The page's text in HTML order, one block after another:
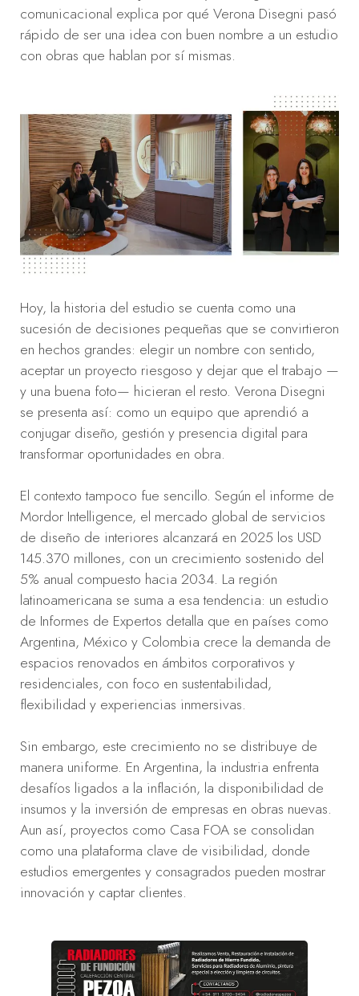
comunicacional explica por qué Verona Disegni pasó
rápido de ser una idea con buen nombre a un estudio
con obras que hablan por sí mismas.
Hoy, la historia del estudio se cuenta como una
sucesión de decisiones pequeñas que se convirtieron
en hechos grandes: elegir un nombre con sentido,
aceptar un proyecto riesgoso y dejar que el trabajo —
y una buena foto— hicieran el resto. Verona Disegni
se presenta así: como un equipo que aprendió a
conjugar diseño, gestión y presencia digital para
transformar oportunidades en obra.
El contexto tampoco fue sencillo. Según el informe de
Mordor Intelligence, el mercado global de servicios
de diseño de interiores alcanzará en 2025 los USD
145.370 millones, con un crecimiento sostenido del
5% anual compuesto hacia 2034. La región
latinoamericana se suma a esa tendencia: un estudio
de Informes de Expertos detalla que en países como
Argentina, México y Colombia crece la demanda de
espacios renovados en ámbitos corporativos y
residenciales, con foco en sustentabilidad,
flexibilidad y experiencias inmersivas.
Sin embargo, este crecimiento no se distribuye de
manera uniforme. En Argentina, la industria enfrenta
desafíos ligados a la inflación, la disponibilidad de
insumos y la inversión de empresas en obras nuevas.
Aun así, proyectos como Casa FOA se consolidan
como una plataforma clave de visibilidad, donde
estudios emergentes y consagrados pueden mostrar
innovación y captar clientes.